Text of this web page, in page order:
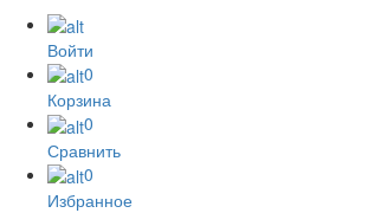
Войти
0
Корзина
0
Сравнить
0
Избранное